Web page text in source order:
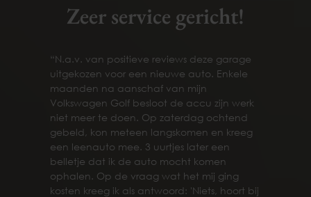
Zeer service gericht!
“N.a.v. van positieve reviews deze garage
uitgekozen voor een nieuwe auto. Enkele
maanden na aanschaf van mijn
Volkswagen Golf besloot de accu zijn werk
niet meer te doen. Op zaterdag ochtend
gebeld, kon meteen langskomen en kreeg
een leenauto mee. 3 uurtjes later een
belletje dat ik de auto mocht komen
ophalen. Op de vraag wat het mij ging
kosten kreeg ik als antwoord: 'Niets, hoort bij